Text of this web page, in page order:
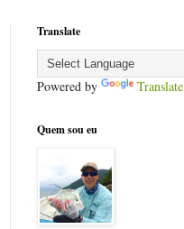
Translate
Powered by Translate
Quem sou eu